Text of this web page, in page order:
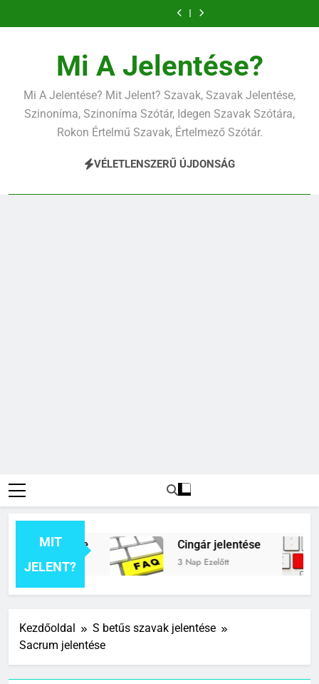
a
Mi A Jelentése?
Mi A Jelentése? Mit Jelent? Szavak, Szavak Jelentése,
Szinoníma, Szinoníma Szótár, Idegen Szavak Szótára,
Rokon Értelmű Szavak, Értelmező Szótár.
VÉLETLENSZERŰ ÚJDONSÁG
MIT
JELENT?
jelentése Cingár jelentése
3 Nap Ezelőtt
Kezdőoldal
S betűs szavak jelentése
Sacrum jelentése